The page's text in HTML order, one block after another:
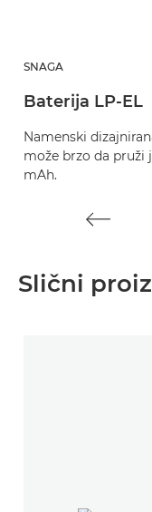
SNAGA
Baterija LP-EL
Namenski
može brzo da pruži
mAh.
Slični